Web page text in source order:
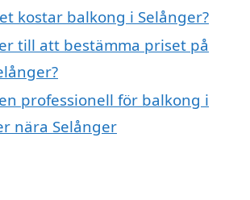
kostar balkong i Selånger?
till att bestämma priset på
professionell för balkong i
nära Selånger